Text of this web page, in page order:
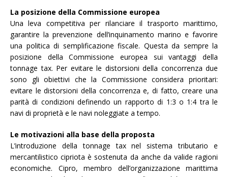
La posizione della Commissione europea
Una leva competitiva per rilanciare il trasporto marittimo,
garantire la prevenzione dell’inquinamento marino e favorire
una politica di semplificazione fiscale. Questa da sempre la
posizione della Commissione europea sui vantaggi della
tonnage tax. Per evitare le distorsioni della concorrenza due
sono gli obiettivi che la Commissione considera prioritari:
evitare le distorsioni della concorrenza e, di fatto, creare una
parità di condizioni definendo un rapporto di 1:3 o 1:4 tra le
navi di proprietà e le navi noleggiate a tempo.
Le motivazioni alla base della proposta
L’introduzione della tonnage tax nel sistema tributario e
mercantilistico cipriota è sostenuta da anche da valide ragioni
economiche. Cipro, membro dell’organizzazione marittima